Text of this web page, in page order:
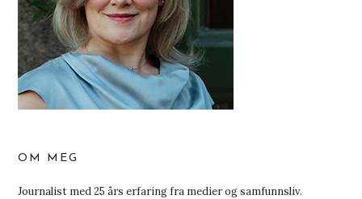
OM MEG
Journalist med 25 års erfaring fra medier og samfunnsliv.